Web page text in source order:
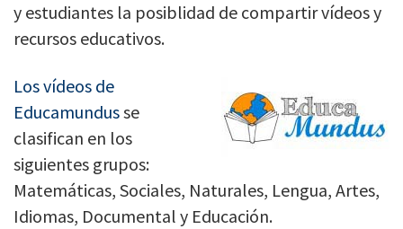
y estudiantes la posiblidad de compartir vídeos y
recursos educativos.
Los vídeos de
Educamundusse
clasifican en los
siguientes grupos:
Matemáticas, Sociales, Naturales, Lengua, Artes,
Idiomas, Documental y Educación.